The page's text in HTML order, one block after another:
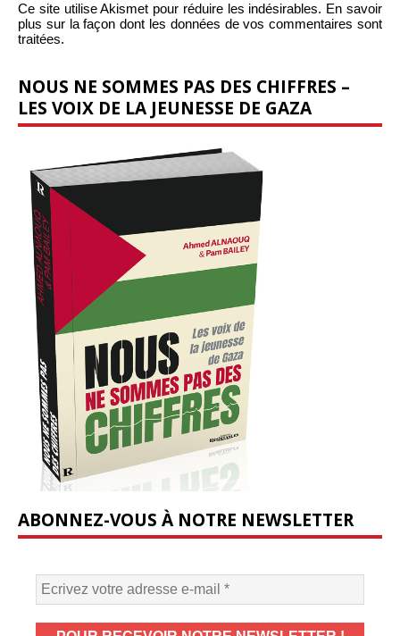
Ce site utilise Akismet pour réduire les indésirables. En savoir
plus sur la façon dont les données de vos commentaires sont
traitées.
NOUS NE SOMMES PAS DES CHIFFRES –
LES VOIX DE LA JEUNESSE DE GAZA
ABONNEZ-VOUS À NOTRE NEWSLETTER